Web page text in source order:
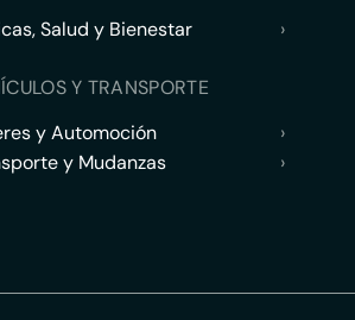
Salud y Bienestar
›
Y TRANSPORTE
y Automoción
›
y Mudanzas
›